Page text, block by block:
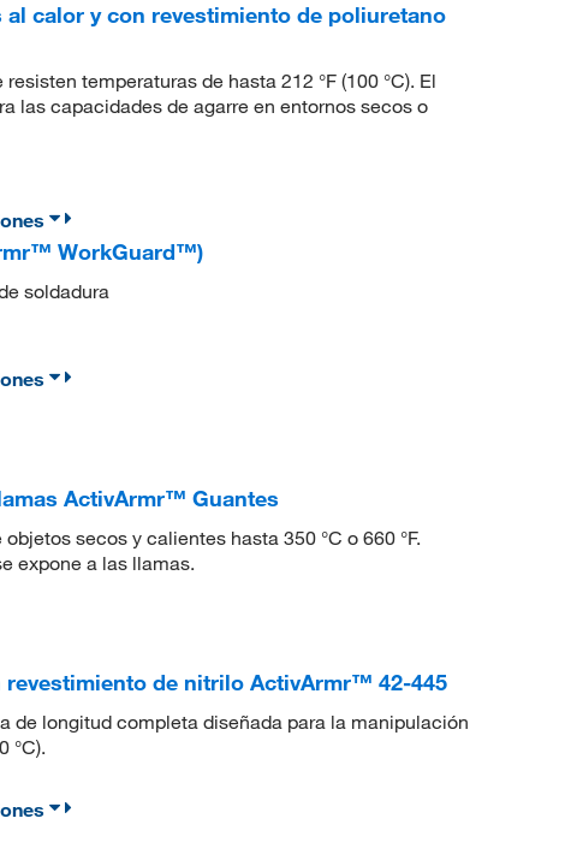
calor y con revestimiento de poliuretano
temperaturas de hasta 212 °F (100 °C). El
las capacidades de agarre en entornos secos o
WorkGuard™)
soldadura
ActivArmr™ Guantes
secos y calientes hasta 350 °C o 660 °F.
expone a las llamas.
de nitrilo ActivArmr™ 42-445
de longitud completa diseñada para la manipulación
°C).